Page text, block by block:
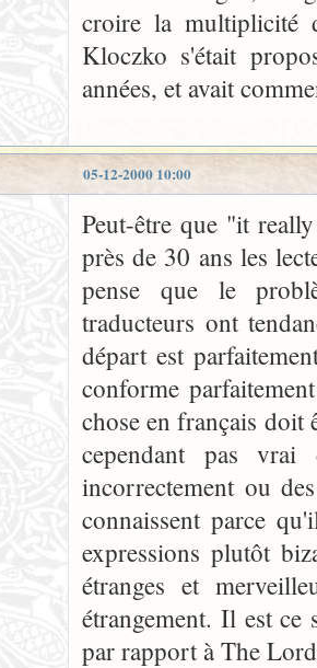
croire la multiplicité
Kloczko s'était
années, et avait
05-12-2000 10:00
Peut-être que "it
près de 30 ans les
pense que le
traducteurs ont
départ est
conforme
chose en français doit
cependant pas
incorrectement ou
connaissent parce
expressions plutôt
étranges et
étrangement. Il est ce
par rapport à The